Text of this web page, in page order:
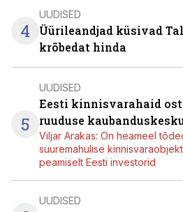
4
UUDISED
Üürileandjad küsivad
krõbedat hinda
5
UUDISED
Eesti kinnisvarahaid
ruuduse
Viljar Arakas: On heameel
suuremahulise
peamiselt Eesti investorid
UUDISED